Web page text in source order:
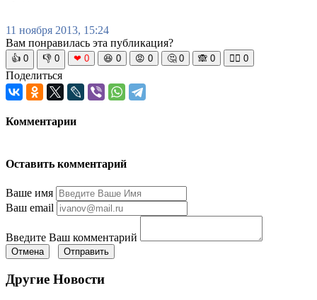
11 ноября 2013, 15:24
Вам понравилась эта публикация?
👍 0 👎 0 ❤ 0 😆 0 😡 0 🤔 0 🙈 0 🧘‍♀️ 0
Поделиться
Комментарии
Оставить комментарий
Ваше имя
Ваш email
Введите Ваш комментарий
Отмена Отправить
Другие Новости